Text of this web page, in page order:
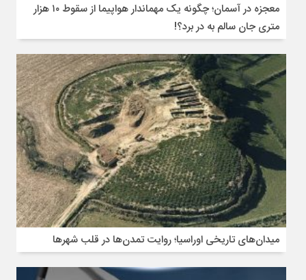
معجزه در آسمان؛ چگونه یک مهماندار هواپیما از سقوط ۱۰ هزار
متری جان سالم به در برد؟!
میدان‌های تاریخی اوراسیا؛ روایت تمدن‌ها در قلب شهرها